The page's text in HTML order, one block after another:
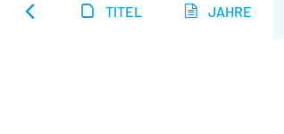
TITEL JAHRE